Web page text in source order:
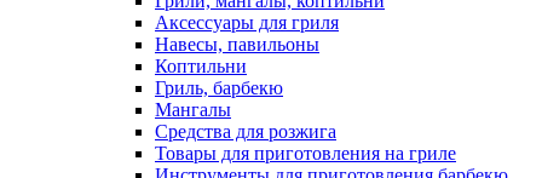
Аксессуары для гриля
Навесы, павильоны
Коптильни
Гриль, барбекю
Мангалы
Средства для розжига
Товары для приготовления на гриле